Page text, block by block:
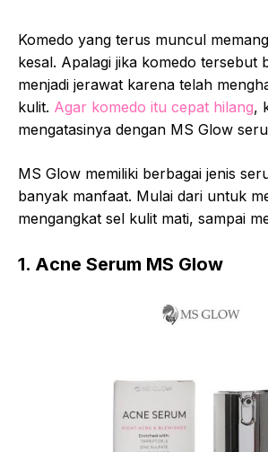
Komedo yang terus muncul
kesal. Apalagi jika komedo tersebut
menjadi jerawat karena telah
kulit. Agar komedo itu cepat hilang,
mengatasinya dengan MS Glow
MS Glow memiliki berbagai jenis
banyak manfaat. Mulai dari untuk
mengangkat sel kulit mati, sampai
1. Acne Serum MS Glow